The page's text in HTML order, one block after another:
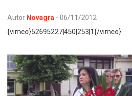
Autor Novagra - 06/11/2012
{vimeo}52695227|450|253|1{/vimeo}